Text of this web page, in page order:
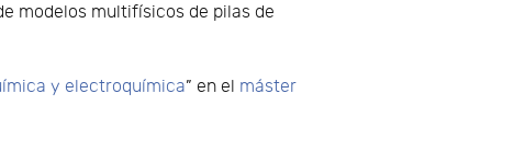
modelos multifísicos de pilas de
y electroquímica” en el máster